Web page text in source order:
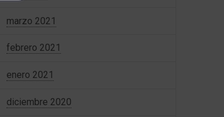
marzo 2021
febrero 2021
enero 2021
diciembre 2020